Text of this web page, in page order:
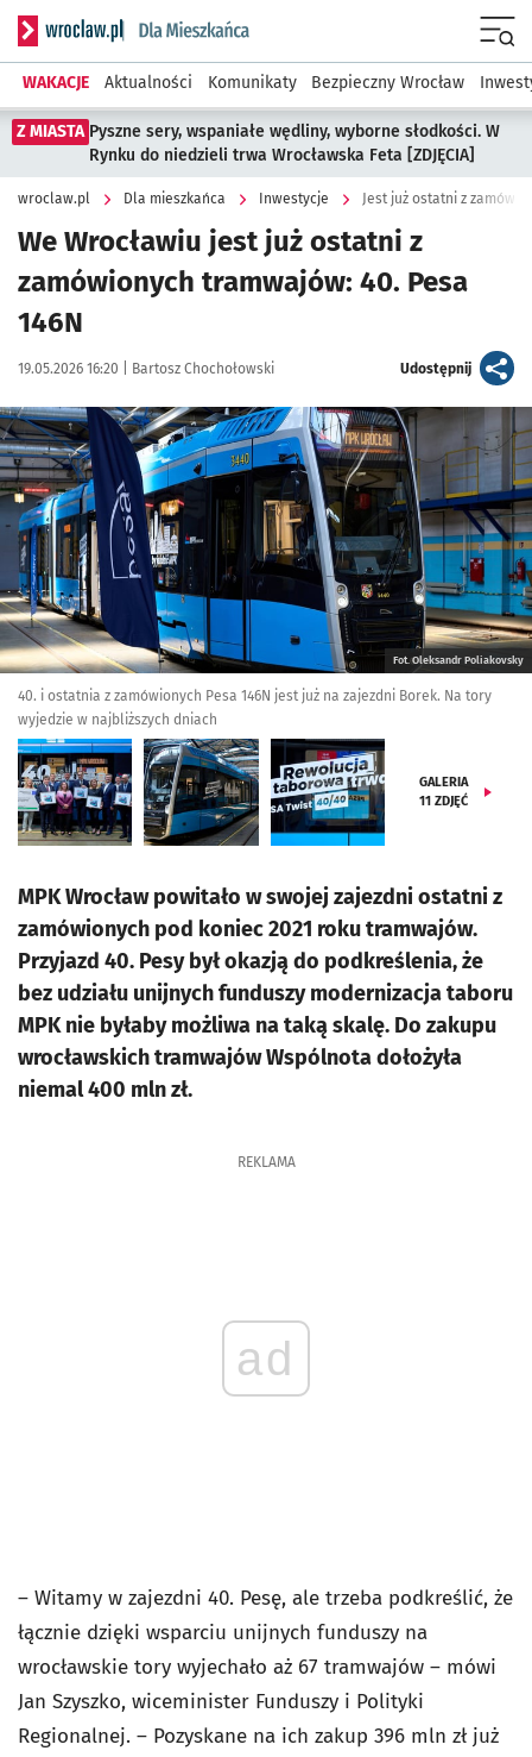
Serwis informacyjny wroclaw.pl podserwis: Dla mieszkańca
WAKACJE Aktualności Komunikaty Bezpieczny Wrocław
Z MIASTA Pyszne sery, wspaniałe wędliny, wyborne słodkości. W
Rynku do niedzieli trwa Wrocławska Feta [ZDJĘCIA]
wroclaw.pl Dla mieszkańca Inwestycje Jest już ostatni z
We Wrocławiu jest już ostatni z
zamówionych tramwajów: 40. Pesa
146N
Data publikacji:
19.05.2026 16:20 | Autor:
Bartosz Chochołowski Udostępnijartykuł
Kliknij, aby zobaczyć galerię
Kliknij, aby powiększyć
Fot. Oleksandr Poliakovsky
40. i ostatnia z zamówionych Pesa 146N jest już na zajezdni Borek. Na tory
wyjedzie w najbliższych dniach
GALERIA
11 ZDJĘĆ
MPK Wrocław powitało w swojej zajezdni ostatni z
zamówionych pod koniec 2021 roku tramwajów.
Przyjazd 40. Pesy był okazją do podkreślenia, że
bez udziału unijnych funduszy modernizacja taboru
MPK nie byłaby możliwa na taką skalę. Do zakupu
wrocławskich tramwajów Wspólnota dołożyła
niemal 400 mln zł.
REKLAMA
ad
– Witamy w zajezdni 40. Pesę, ale trzeba podkreślić, że
łącznie dzięki wsparciu unijnych funduszy na
wrocławskie tory wyjechało aż 67 tramwajów – mówi
Jan Szyszko, wiceminister Funduszy i Polityki
Regionalnej. – Pozyskane na ich zakup 396 mln zł już